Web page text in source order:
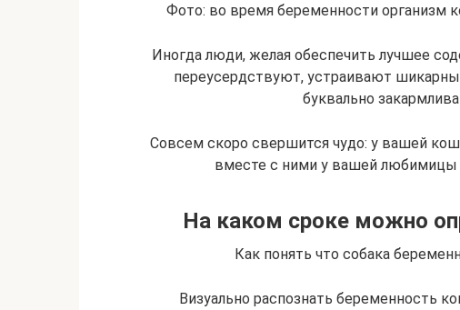
Фото: во время беременности организм
Иногда люди, желая обеспечить лучшее
переусердствуют, устраивают
буквально
Совсем скоро свершится чудо: у вашей
вместе с ними у вашей любимицы
На каком сроке можно
Как понять что собака
Визуально распознать беременность